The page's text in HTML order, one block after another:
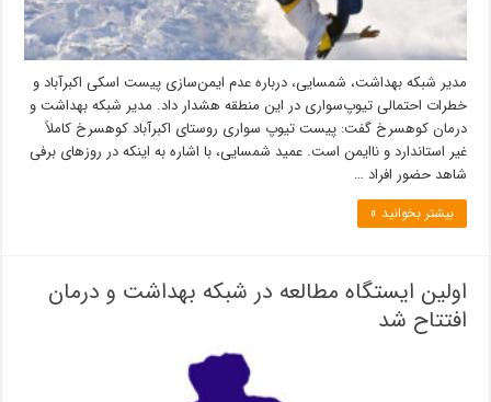
مدیر شبکه بهداشت، شمسایی، درباره عدم ایمن‌سازی پیست اسکی اکبرآباد و
خطرات احتمالی تیوپ‌سواری در این منطقه هشدار داد. مدیر شبکه بهداشت و
درمان کوهسرخ گفت: پیست تیوپ سواری روستای اکبرآباد کوهسرخ کاملاً
غیر استاندارد و ناایمن است. عمید شمسایی، با اشاره به اینکه در روزهای برفی
شاهد حضور افراد …
بیشتر بخوانید »
اولین ایستگاه مطالعه در شبکه بهداشت و درمان
افتتاح شد